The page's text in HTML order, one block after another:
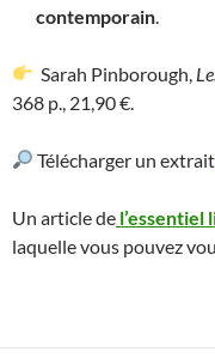
contemporain
Sarah Pinborough,
368 p., 21,90 €.
Télécharger un extrait
Un article de l’essentiel
laquelle vous pouvez